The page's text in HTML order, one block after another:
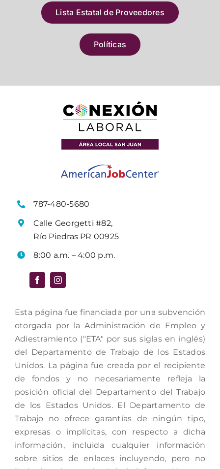
Lista Estatal de Proveedores
Políticas
787-480-5680
Calle Georgetti #82,
Río Piedras PR 00925
8:00 a.m. – 4:00 p.m.
Esta página fue financiada por una subvención
otorgada por la Administración de Empleo y
Adiestramiento ("ETA" por sus siglas en inglés)
del Departamento de Trabajo de los Estados
Unidos. La página fue creada por el recipiente
de fondos y no necesariamente refleja la
posición oficial del Departamento del Trabajo
de los Estados Unidos. El Departamento de
Trabajo no ofrece garantías de ningún tipo,
expresas o implícitas, con respecto a dicha
información, incluida cualquier información
sobre sitios de enlaces incluyendo, pero no